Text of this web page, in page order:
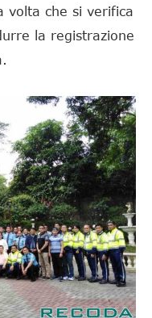
volta che si verifica
la registrazione